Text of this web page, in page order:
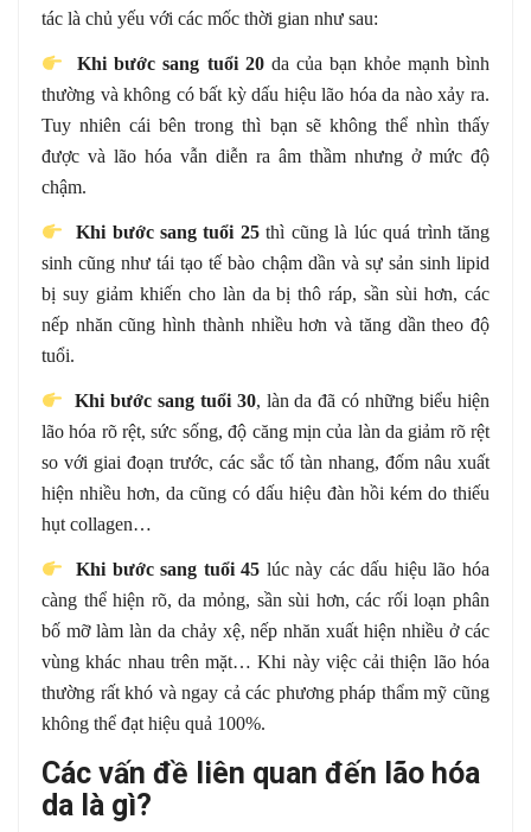
tác là chủ yếu với các mốc thời gian như sau:
Khi bước sang tuổi 20da của bạn khỏe mạnh bình
thường và không có bất kỳ dấu hiệu lão hóa da nào xảy ra.
Tuy nhiên cái bên trong thì bạn sẽ không thể nhìn thấy
được và lão hóa vẫn diễn ra âm thầm nhưng ở mức độ
chậm.
Khi bước sang tuổi 25thì cũng là lúc quá trình tăng
sinh cũng như tái tạo tế bào chậm dần và sự sản sinh lipid
bị suy giảm khiến cho làn da bị thô ráp, sần sùi hơn, các
nếp nhăn cũng hình thành nhiều hơn và tăng dần theo độ
tuổi.
Khi bước sang tuổi 30, làn da đã có những biểu hiện
lão hóa rõ rệt, sức sống, độ căng mịn của làn da giảm rõ rệt
so với giai đoạn trước, các sắc tố tàn nhang, đốm nâu xuất
hiện nhiều hơn, da cũng có dấu hiệu đàn hồi kém do thiếu
hụt collagen…
Khi bước sang tuổi 45 lúc này các dấu hiệu lão hóa
càng thể hiện rõ, da mỏng, sần sùi hơn, các rối loạn phân
bố mỡ làm làn da chảy xệ, nếp nhăn xuất hiện nhiều ở các
vùng khác nhau trên mặt… Khi này việc cải thiện lão hóa
thường rất khó và ngay cả các phương pháp thẩm mỹ cũng
không thể đạt hiệu quả 100%.
Các vấn đề liên quan đến lão hóa
da là gì?